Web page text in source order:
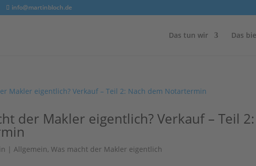
info@martinbloch.de
Das tun wir Das
der Makler eigentlich? Verkauf – Teil
|Allgemein,Was macht der Makler eigentlich